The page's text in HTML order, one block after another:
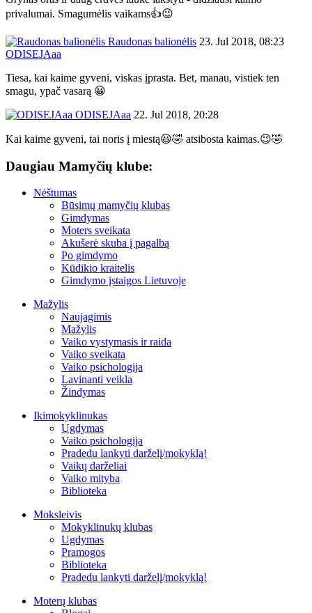
privalumai. Smagumėlis vaikams👍😉
Raudonas balionėlis 23. Jul 2018, 08:23
ODISEJAaa
Tiesa, kai kaime gyveni, viskas įprasta. Bet, manau, vistiek ten
smagu, ypač vasarą 😀
ODISEJAaa 22. Jul 2018, 20:28
Kai kaime gyveni, tai noris į miestą😃🤣 atsibosta kaimas.😉🤣
Daugiau Mamyčių klube:
Nėštumas
Būsimų mamyčių klubas
Gimdymas
Moters sveikata
Akušerė skuba į pagalbą
Po gimdymo
Kūdikio kraitelis
Gimdymo įstaigos Lietuvoje
Mažylis
Naujagimis
Mažylis
Vaiko vystymasis ir raida
Vaiko sveikata
Vaiko psichologija
Lavinanti veikla
Žindymas
Ikimokyklinukas
Ugdymas
Vaiko psichologija
Pradedu lankyti darželį/mokyklą!
Vaikų darželiai
Vaiko mityba
Biblioteka
Moksleivis
Mokyklinukų klubas
Ugdymas
Pramogos
Biblioteka
Pradedu lankyti darželį/mokyklą!
Moterų klubas